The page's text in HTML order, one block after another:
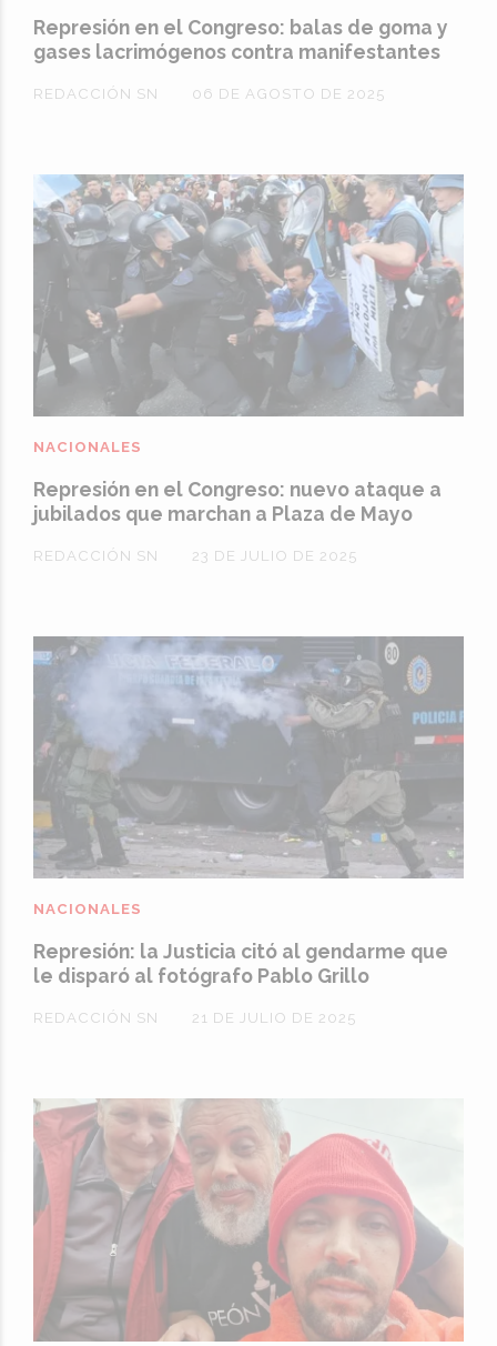
Represión en el Congreso: balas de goma y
gases lacrimógenos contra manifestantes
REDACCIÓN SN 06 DE AGOSTO DE 2025
Represión en el Congreso: nuevo ataque a
jubilados que marchan a Plaza de Mayo
REDACCIÓN SN
NACIONALES
23 DE JULIO DE 2025
Represión: la Justicia citó al gendarme que
le disparó al fotógrafo Pablo Grillo
REDACCIÓN SN
NACIONALES
21 DE JULIO DE 2025